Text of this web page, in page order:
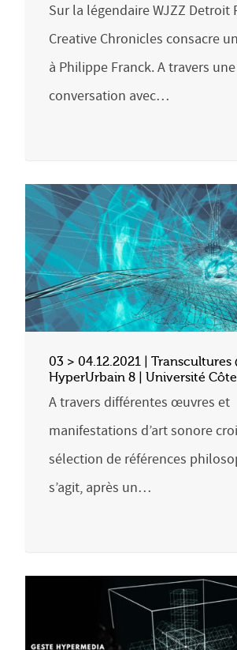
Sur la légendaire WJZZ Detroit
Creative Chronicles consacre
à Philippe Franck. A travers une
conversation avec…
03 > 04.12.2021 | Transcultures
HyperUrbain 8 | Université Côte
A travers différentes œuvres et
manifestations d’art sonore
sélection de références
s’agit, après un…